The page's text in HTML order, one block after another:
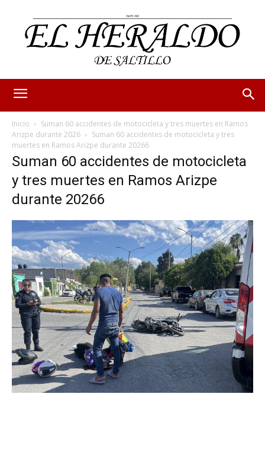
Inicio
Suman 60 accidentes de motocicleta y tres muertes en Ramos
Arizpe durante 2026
Suman 60 accidentes de motocicleta y tres
muertes en Ramos Arizpe durante 20266
Suman 60 accidentes de motocicleta
y tres muertes en Ramos Arizpe
durante 20266